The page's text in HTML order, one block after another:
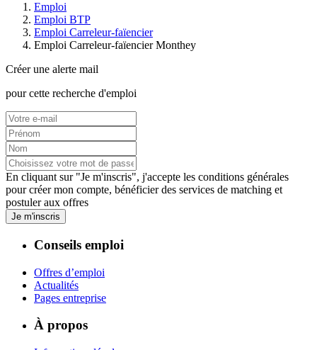
Emploi
Emploi BTP
Emploi Carreleur-faïencier
Emploi Carreleur-faïencier Monthey
Créer une alerte mail
pour cette recherche d'emploi
En cliquant sur "Je m'inscris", j'accepte les conditions générales
pour créer mon compte, bénéficier des services de matching et
postuler aux offres
Je m'inscris
Conseils emploi
Offres d’emploi
Actualités
Pages entreprise
À propos